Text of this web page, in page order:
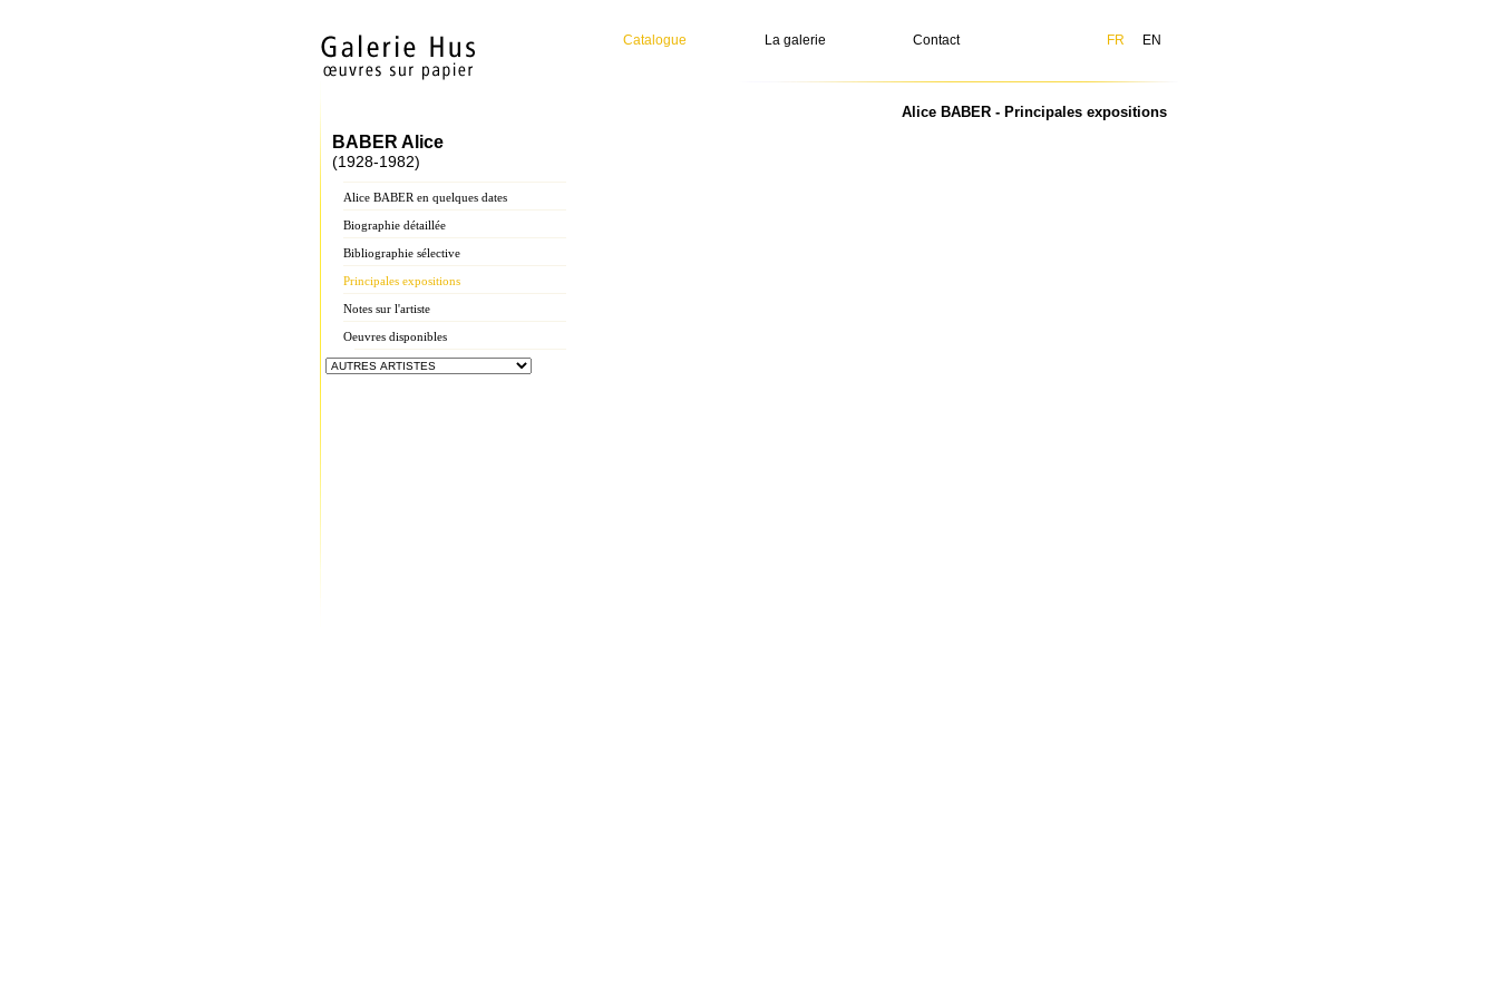
Catalogue La galerie Contact FR EN
BABER Alice
(1928-1982)
Alice BABER en quelques dates
Biographie détaillée
Bibliographie sélective
Principales expositions
Notes sur l'artiste
Oeuvres disponibles
Alice BABER - Principales expositions